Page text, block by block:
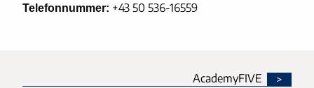
Telefonnummer: +43 50 536-16559
AcademyFIVE